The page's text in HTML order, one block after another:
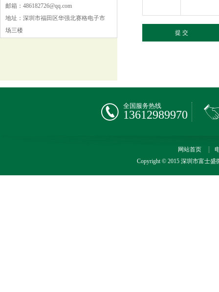
邮箱：486182726@qq.com
地址：深圳市福田区华强北赛格电子市
场三楼
全国服务热线
13612989970
网站首页
Copyright © 2015 深圳市富士